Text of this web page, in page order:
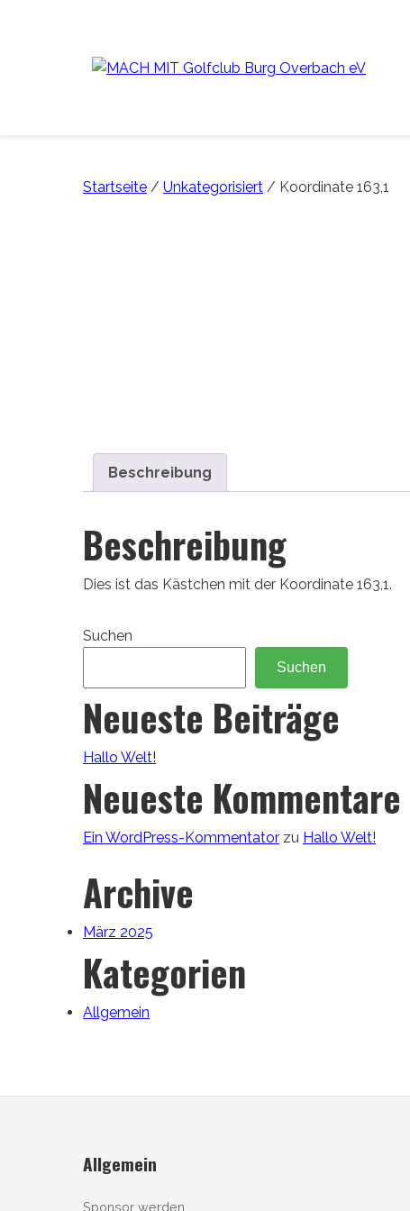
Startseite / Unkategorisiert / Koordinate 163,1
Beschreibung
Beschreibung
Dies ist das Kästchen mit der Koordinate 163,1.
Suchen
Suchen
Neueste Beiträge
Hallo Welt!
Neueste Kommentare
Ein WordPress-Kommentator zu Hallo Welt!
Archive
März 2025
Kategorien
Allgemein
Allgemein
Sponsor werden